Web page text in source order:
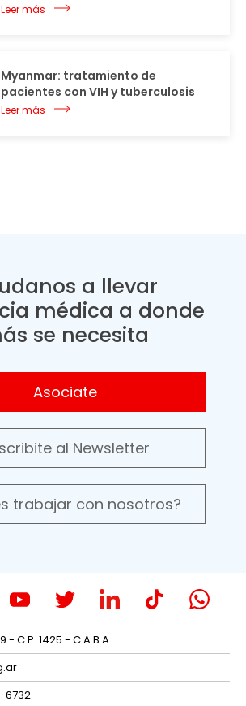
Leer más
Myanmar: tratamiento de
pacientes con VIH y tuberculosis
Leer más
a llevar
médica a donde
se necesita
Asociate
al Newsletter
trabajar con nosotros?
- C.P. 1425 - C.A.B.A
6732